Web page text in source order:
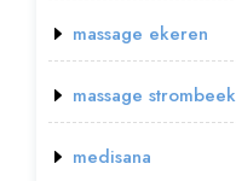
massage ekeren
massage strombeek
medisana